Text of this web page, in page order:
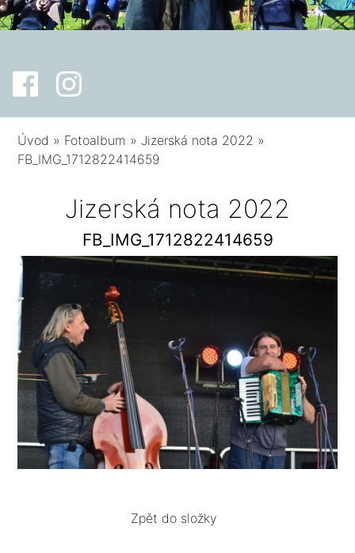
Úvod » Fotoalbum » Jizerská nota 2022 »
FB_IMG_1712822414659
Jizerská nota 2022
FB_IMG_1712822414659
Zpět do složky